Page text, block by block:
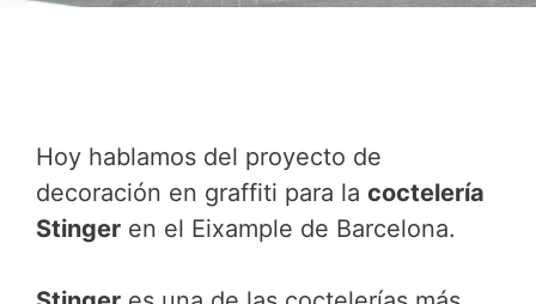
Hoy hablamos del proyecto de
decoración en graffiti para la coctelería
Stinger en el Eixample de Barcelona.